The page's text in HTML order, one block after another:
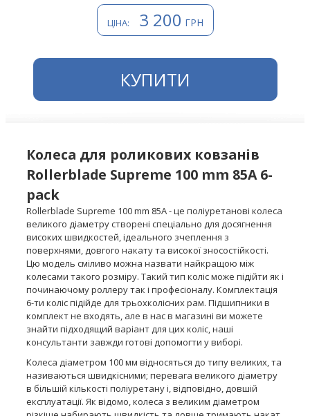
ЦІНА: 3 200 ГРН
КУПИТИ
Колеса для роликових ковзанів
Rollerblade Supreme 100 mm 85A 6-
pack
Rollerblade Supreme 100 mm 85A - це поліуретанові колеса
великого діаметру створені спеціально для досягнення
високих швидкостей, ідеального зчеплення з
поверхнями, довгого накату та високої зносостійкості.
Цю модель сміливо можна назвати найкращою між
колесами такого розміру. Такий тип коліс може підійти як і
починаючому роллеру так і професіоналу. Комплектація
6-ти коліс підійде для трьохколісних рам. Підшипники в
комплект не входять, але в нас в магазині ви можете
знайти підходящий варіант для цих коліс, наші
консультанти завжди готові допомогти у виборі.
Колеса діаметром 100 мм відносяться до типу великих, та
називаються швидкісними; перевага великого діаметру
в більшій кількості поліуретану і, відповідно, довшій
експлуатації. Як відомо, колеса з великим діаметром